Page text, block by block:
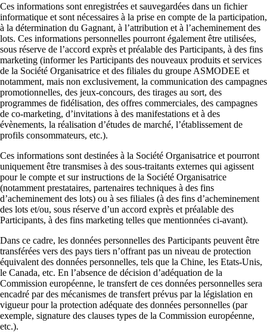
Ces informations sont enregistrées et sauvegardées dans un fichier
informatique et sont nécessaires à la prise en compte de la participation,
à la détermination du Gagnant, à l’attribution et à l’acheminement des
lots. Ces informations personnelles pourront également être utilisées,
sous réserve de l’accord exprès et préalable des Participants, à des fins
marketing (informer les Participants des nouveaux produits et services
de la Société Organisatrice et des filiales du groupe ASMODEE et
notamment, mais non exclusivement, la communication des campagnes
promotionnelles, des jeux-concours, des tirages au sort, des
programmes de fidélisation, des offres commerciales, des campagnes
de co-marketing, d’invitations à des manifestations et à des
évènements, la réalisation d’études de marché, l’établissement de
profils consommateurs, etc.).
Ces informations sont destinées à la Société Organisatrice et pourront
uniquement être transmises à des sous-traitants externes qui agissent
pour le compte et sur instructions de la Société Organisatrice
(notamment prestataires, partenaires techniques à des fins
d’acheminement des lots) ou à ses filiales (à des fins d’acheminement
des lots et/ou, sous réserve d’un accord exprès et préalable des
Participants, à des fins marketing telles que mentionnées ci-avant).
Dans ce cadre, les données personnelles des Participants peuvent être
transférées vers des pays tiers n’offrant pas un niveau de protection
équivalent des données personnelles, tels que la Chine, les Etats-Unis,
le Canada, etc. En l’absence de décision d’adéquation de la
Commission européenne, le transfert de ces données personnelles sera
encadré par des mécanismes de transfert prévus par la législation en
vigueur pour la protection adéquate des données personnelles (par
exemple, signature des clauses types de la Commission européenne,
etc.).